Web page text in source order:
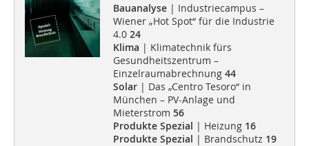
Bauanalyse| Industriecampus –
Wiener „Hot Spot“ für die Industrie
4.024
Klima | Klimatechnik fürs
Gesundheitszentrum –
Einzelraumabrechnung 44
Solar| Das „Centro Tesoro“ in
München – PV-Anlage und
Mieterstrom 56
Produkte Spezial | Heizung 16
Produkte Spezial | Brandschutz 19